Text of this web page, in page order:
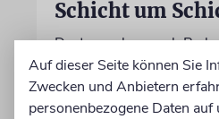
Schicht um
Dort, wo eben noch
seit wenigen Tagen nach
jüdischer Geschichte
Bagger, dann von Hand
Auf dieser Seite können Sie
Zwecken und Anbietern
personenbezogene Daten